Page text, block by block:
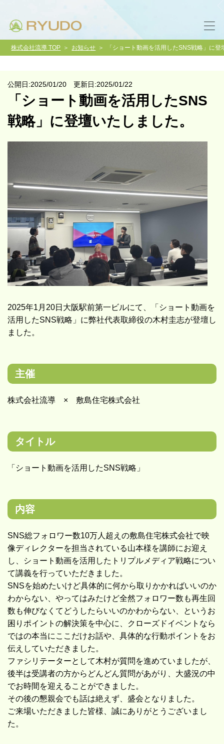
株式会社流導 TOP お知らせ 「ショート動画を活用したSNS戦略」に
公開日:2025/01/20 更新日:2025/01/22
「ショート動画を活用したSNS
戦略」に登壇いたしました。
2025年1月20日大阪駅前第一ビルにて、「ショート動画を
活用したSNS戦略」に弊社代表取締役の木村圭志が登壇し
ました。
主催
株式会社流導 × 敷島住宅株式会社
タイトル
「ショート動画を活用したSNS戦略」
内容
SNS総フォロワー数10万人超えの敷島住宅株式会社で映
像ディレクターを担当されている山本様を講師にお迎え
し、ショート動画を活用したトリプルメディア戦略につい
て講義を行っていただきました。
SNSを始めたいけど具体的に何から取りかかればいいのか
わからない、やってはみたけど全然フォロワー数も再生回
数も伸びなくてどうしたらいいのかわからない、というお
困りポイントの解決策を中心に、クローズドイベントなら
ではの本当にここだけお話や、具体的な行動ポイントをお
伝えしていただきました。
ファシリテーターとして木村が質問を進めていましたが、
後半は受講者の方からどんどん質問があがり、大盛況の中
でお時間を迎えることができました。
その後の懇親会でも話は絶えず、盛会となりました。
ご来場いただきました皆様、誠にありがとうございまし
た。